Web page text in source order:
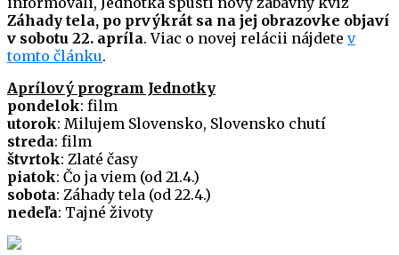
Záhady tela, po prvýkrát sa na jej obrazovke objaví
v sobotu 22. apríla. Viac o novej relácii nájdete v
tomto článku.
Aprílový program Jednotky
pondelok: film
utorok: Milujem Slovensko, Slovensko chutí
streda: film
štvrtok: Zlaté časy
piatok: Čo ja viem (od 21.4.)
sobota: Záhady tela (od 22.4.)
nedeľa: Tajné životy